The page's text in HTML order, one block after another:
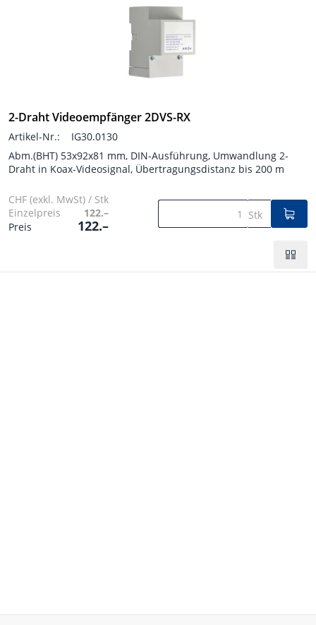
2-Draht Videoempfänger 2DVS-RX
Artikel-Nr.:
IG30.0130
Abm.(BHT) 53x92x81 mm, DIN-Ausführung, Umwandlung 2-
Draht in Koax-Videosignal, Übertragungsdistanz bis 200 m
CHF (exkl. MwSt) / Stk
Einzelpreis
122.–
Preis
122.–
Stk